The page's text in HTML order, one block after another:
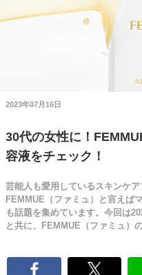
2023年07月16日
30代の女性に！
容液をチェック！
芸能人も愛用しているスキンケ
FEMMUE（ファミュ）と言えば
も話題を集めています。今回は
と共に、FEMMUE（ファミュ）